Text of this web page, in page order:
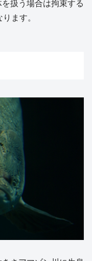
扱う場合は拘束する
ます。